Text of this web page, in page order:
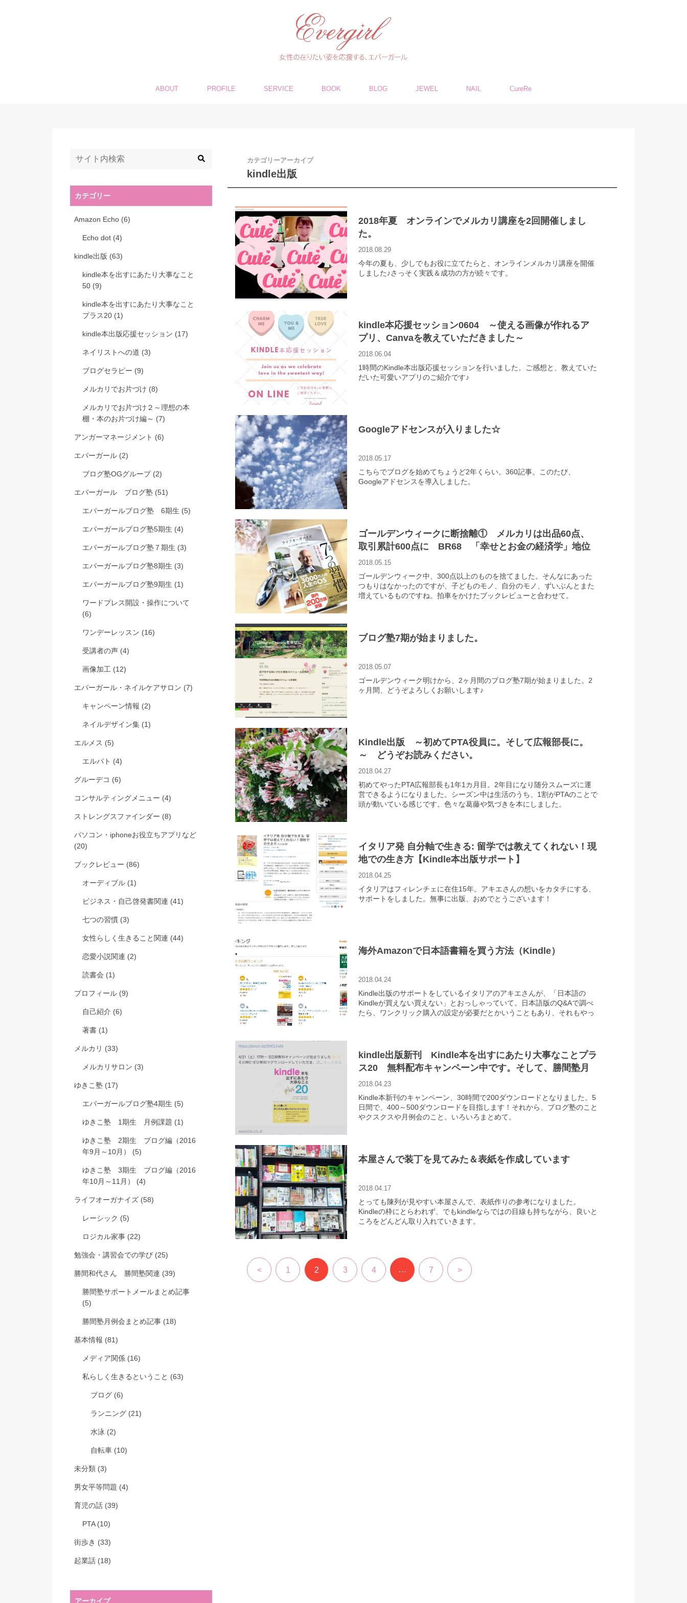
ABOUT PROFILE SERVICE BOOK BLOG JEWEL NAIL CureRe
カテゴリーアーカイブ
kindle出版
2018年夏 オンラインでメルカリ講座を2回開催しまし
た。
2018.08.29
今年の夏も、少しでもお役に立てたらと、オンラインメルカリ講座を開催
しました♪さっそく実践＆成功の方が続々です。
kindle本応援セッション0604 ～使える画像が作れるア
プリ、Canvaを教えていただきました～
2018.06.04
1時間のKindle本出版応援セッションを行いました。ご感想と、教えていた
だいた可愛いアプリのご紹介です♪
Googleアドセンスが入りました☆
2018.05.17
こちらでブログを始めてちょうど2年くらい。360記事。このたび、
Googleアドセンスを導入しました。
ゴールデンウィークに断捨離① メルカリは出品60点、
取引累計600点に BR68 「幸せとお金の経済学」地位
財、非地位財を明確に ～メルカリティーチャーも始まっ
たヨ～
2018.05.15
ゴールデンウィーク中、300点以上のものを捨てました。そんなにあった
つもりはなかったのですが、子どものモノ、自分のモノ、ずいぶんとまた
増えているものですね。拍車をかけたブックレビューと合わせて。
ブログ塾7期が始まりました。
2018.05.07
ゴールデンウィーク明けから、2ヶ月間のブログ塾7期が始まりました。2
ヶ月間、どうぞよろしくお願いします♪
Kindle出版 ～初めてPTA役員に。そして広報部長に。
～ どうぞお読みください。
2018.04.27
初めてやったPTA広報部長も1年1カ月目。2年目になり随分スムーズに運
営できるようになりました。シーズン中は生活のうち、1割がPTAのことで
頭が動いている感じです。色々な葛藤や気づきを本にしました。
イタリア発 自分軸で生きる: 留学では教えてくれない！現
地での生き方【Kindle本出版サポート】
2018.04.25
イタリアはフィレンチェに在住15年。アキエさんの想いをカタチにする、
サポートをしました。無事に出版、おめでとうございます！
海外Amazonで日本語書籍を買う方法（Kindle）
2018.04.24
Kindle出版のサポートをしているイタリアのアキエさんが、「日本語の
Kindleが買えない買えない」とおっしゃっていて。日本語版のQ&Aで調べ
たら、ワンクリック購入の設定が必要だとかいうこともあり、それもやっ
kindle出版新刊 Kindle本を出すにあたり大事なことプラ
ス20 無料配布キャンペーン中です。そして、勝間塾月
例会
2018.04.23
Kindle本新刊のキャンペーン、30時間で200ダウンロードとなりました。5
日間で、400～500ダウンロードを目指します！それから、ブログ塾のこと
やクスクスや月例会のこと。いろいろまとめて。
本屋さんで装丁を見てみた＆表紙を作成しています
2018.04.17
とっても陳列が見やすい本屋さんで、表紙作りの参考になりました。
Kindleの枠にとらわれず、でもkindleならではの目線も持ちながら、良いと
ころをどんどん取り入れていきます。
< 1 2 3 4 … 7 >
カテゴリー
Amazon Echo (6)
Echo dot (4)
kindle出版 (63)
kindle本を出すにあたり大事なこと
50 (9)
kindle本を出すにあたり大事なこと
プラス20 (1)
kindle本出版応援セッション (17)
ネイリストへの道 (3)
ブログセラピー (9)
メルカリでお片づけ (8)
メルカリでお片づけ２～理想の本
棚・本のお片づけ編～ (7)
アンガーマネージメント (6)
エバーガール (2)
ブログ塾OGグループ (2)
エバーガール ブログ塾 (51)
エバーガールブログ塾 6期生 (5)
エバーガールブログ塾5期生 (4)
エバーガールブログ塾７期生 (3)
エバーガールブログ塾8期生 (3)
エバーガールブログ塾9期生 (1)
ワードプレス開設・操作について
(6)
ワンデーレッスン (16)
受講者の声 (4)
画像加工 (12)
エバーガール・ネイルケアサロン (7)
キャンペーン情報 (2)
ネイルデザイン集 (1)
エルメス (5)
エルパト (4)
グルーデコ (6)
コンサルティングメニュー (4)
ストレングスファインダー (8)
パソコン・iphoneお役立ちアプリなど
(20)
ブックレビュー (86)
オーディブル (1)
ビジネス・自己啓発書関連 (41)
七つの習慣 (3)
女性らしく生きること関連 (44)
恋愛小説関連 (2)
読書会 (1)
プロフィール (9)
自己紹介 (6)
著書 (1)
メルカリ (33)
メルカリサロン (3)
ゆきこ塾 (17)
エバーガールブログ塾4期生 (5)
ゆきこ塾 1期生 月例課題 (1)
ゆきこ塾 2期生 ブログ編（2016
年9月～10月） (5)
ゆきこ塾 3期生 ブログ編（2016
年10月～11月） (4)
ライフオーガナイズ (58)
レーシック (5)
ロジカル家事 (22)
勉強会・講習会での学び (25)
勝間和代さん 勝間塾関連 (39)
勝間塾サポートメールまとめ記事
(5)
勝間塾月例会まとめ記事 (18)
基本情報 (81)
メディア関係 (16)
私らしく生きるということ (63)
ブログ (6)
ランニング (21)
水泳 (2)
自転車 (10)
未分類 (3)
男女平等問題 (4)
育児の話 (39)
PTA(10)
街歩き (33)
起業話 (18)
アーカイブ